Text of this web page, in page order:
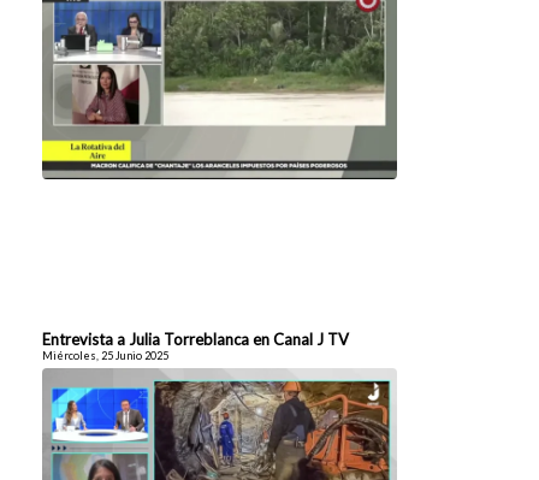
Entrevista a Julia Torreblanca en Canal J TV
Miércoles, 25 Junio 2025